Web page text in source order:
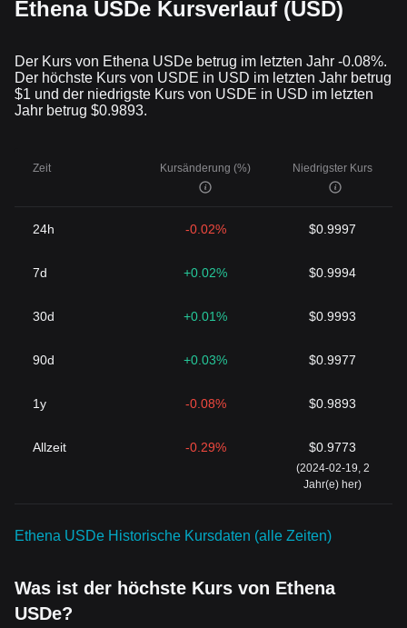
Ethena USDe Kursverlauf (USD)
Der Kurs von Ethena USDe betrug im letzten Jahr -0.08%.
Der höchste Kurs von USDE in USD im letzten Jahr betrug
$1 und der niedrigste Kurs von USDE in USD im letzten
Jahr betrug $0.9893.
Zeit Kursänderung (%) Niedrigster Kurs
24h -0.02% $0.9997
7d +0.02% $0.9994
30d +0.01% $0.9993
90d +0.03% $0.9977
1y -0.08% $0.9893
Allzeit -0.29% $0.9773
(2024-02-19, 2
Jahr(e) her)
Ethena USDe Historische Kursdaten (alle Zeiten)
Was ist der höchste Kurs von Ethena
USDe?